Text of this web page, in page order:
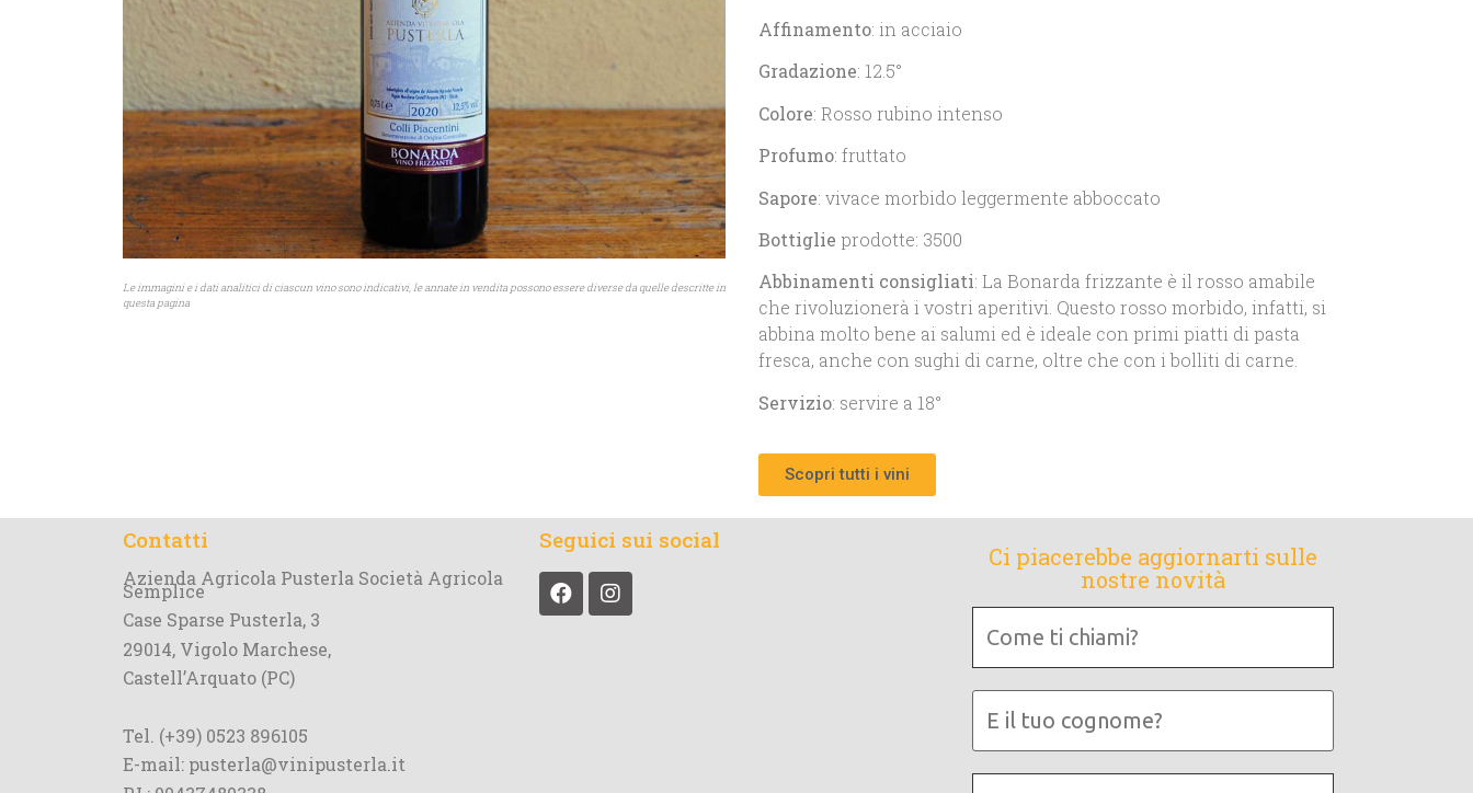
Le immagini e i dati analitici di ciascun vino sono indicativi, le annate in vendita possono essere diverse da quelle descritte in
questa pagina
Affinamento: in acciaio
Gradazione: 12.5°
Colore: Rosso rubino intenso
Profumo: fruttato
Sapore: vivace morbido leggermente abboccato
Bottiglie prodotte: 3500
Abbinamenti consigliati: La Bonarda frizzante è il rosso amabile
che rivoluzionerà i vostri aperitivi. Questo rosso morbido, infatti, si
abbina molto bene ai salumi ed è ideale con primi piatti di pasta
fresca, anche con sughi di carne, oltre che con i bolliti di carne.
Servizio: servire a 18°
Scopri tutti i vini
Contatti
Azienda Agricola Pusterla Società Agricola
Semplice
Case Sparse Pusterla, 3
29014, Vigolo Marchese,
Castell’Arquato (PC)
Tel. (+39) 0523 896105
E-mail: pusterla@vinipusterla.it
Seguici sui social
Ci piacerebbe aggiornarti sulle
nostre novità
chiami?
tuo
cognome?